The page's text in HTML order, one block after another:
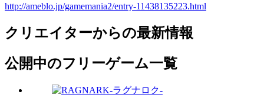
http://ameblo.jp/gamemania2/entry-11438135223.html
クリエイターからの最新情報
公開中のフリーゲーム一覧